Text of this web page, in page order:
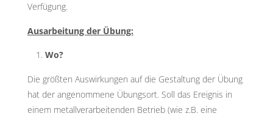
Verfügung.
Ausarbeitung der Übung:
Wo?
Die größten Auswirkungen auf die Gestaltung der Übung
hat der angenommene Übungsort. Soll das Ereignis in
einem metallverarbeitenden Betrieb (wie z.B. eine